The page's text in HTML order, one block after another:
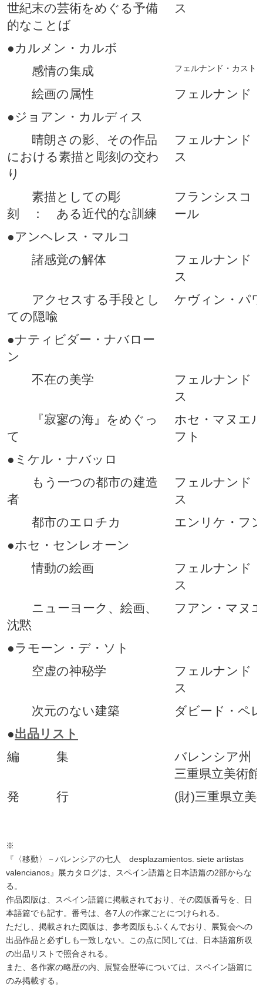
世紀末の芸術をめぐる予備
的なことば
ス
●カルメン・カルボ
感情の集成
フェルナンド・カスト
絵画の属性
フェルナンド
●ジョアン・カルディス
晴朗さの影、その作品
における素描と彫刻の交わ
り
フェルナンド
ス
素描としての彫
刻 ： ある近代的な訓練
フランシスコ
ール
●アンヘレス・マルコ
諸感覚の解体
フェルナンド
ス
アクセスする手段とし
ての隠喩
ケヴィン・パ
●ナティビダー・ナバロー
ン
不在の美学
フェルナンド
ス
『寂寥の海』をめぐっ
て
ホセ・マヌエ
フト
●ミケル・ナバッロ
もう一つの都市の建造
者
フェルナンド
ス
都市のエロチカ
エンリケ・フ
●ホセ・センレオーン
情動の絵画
フェルナンド
ス
ニューヨーク、絵画、
沈黙
フアン・マヌ
●ラモーン・デ・ソト
空虚の神秘学
フェルナンド
ス
次元のない建築
ダビード・ペ
●出品リスト
編 集
バレンシア州
三重県立美術館
発 行
(財)三重県立美
※
『〈移動〉－バレンシアの七人 desplazamientos. siete artistas
valencianos』
展カタログは、スペイン語篇と日本語篇の2部からな
る。
作品図版は、スペイン語篇に掲載されており、その図版番号を、日
本語篇でも記す。番号は、各7人の作家ごとにつけられる。
ただし、掲載された図版は、参考図版もふくんでおり、展覧会への
出品作品と必ずしも一致しない。この点に関しては、日本語篇所収
の出品リストで照合される。
また、各作家の略歴の内、展覧会歴等については、スペイン語篇に
のみ掲載する。